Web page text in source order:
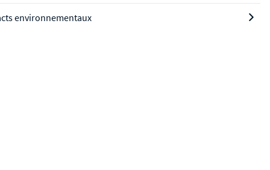
environnementaux